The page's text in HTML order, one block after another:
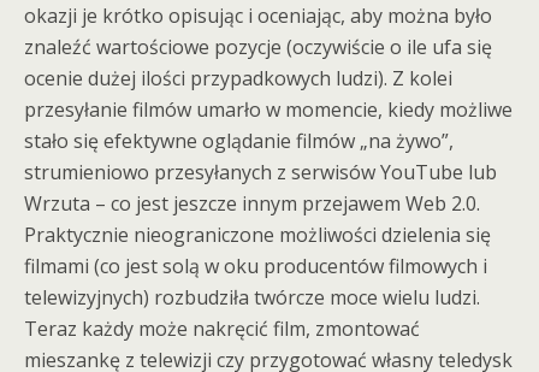
okazji je krótko opisując i oceniając, aby można było
znaleźć wartościowe pozycje (oczywiście o ile ufa się
ocenie dużej ilości przypadkowych ludzi). Z kolei
przesyłanie filmów umarło w momencie, kiedy możliwe
stało się efektywne oglądanie filmów „na żywo”,
strumieniowo przesyłanych z serwisów YouTube lub
Wrzuta – co jest jeszcze innym przejawem Web 2.0.
Praktycznie nieograniczone możliwości dzielenia się
filmami (co jest solą w oku producentów filmowych i
telewizyjnych) rozbudziła twórcze moce wielu ludzi.
Teraz każdy może nakręcić film, zmontować
mieszankę z telewizji czy przygotować własny teledysk